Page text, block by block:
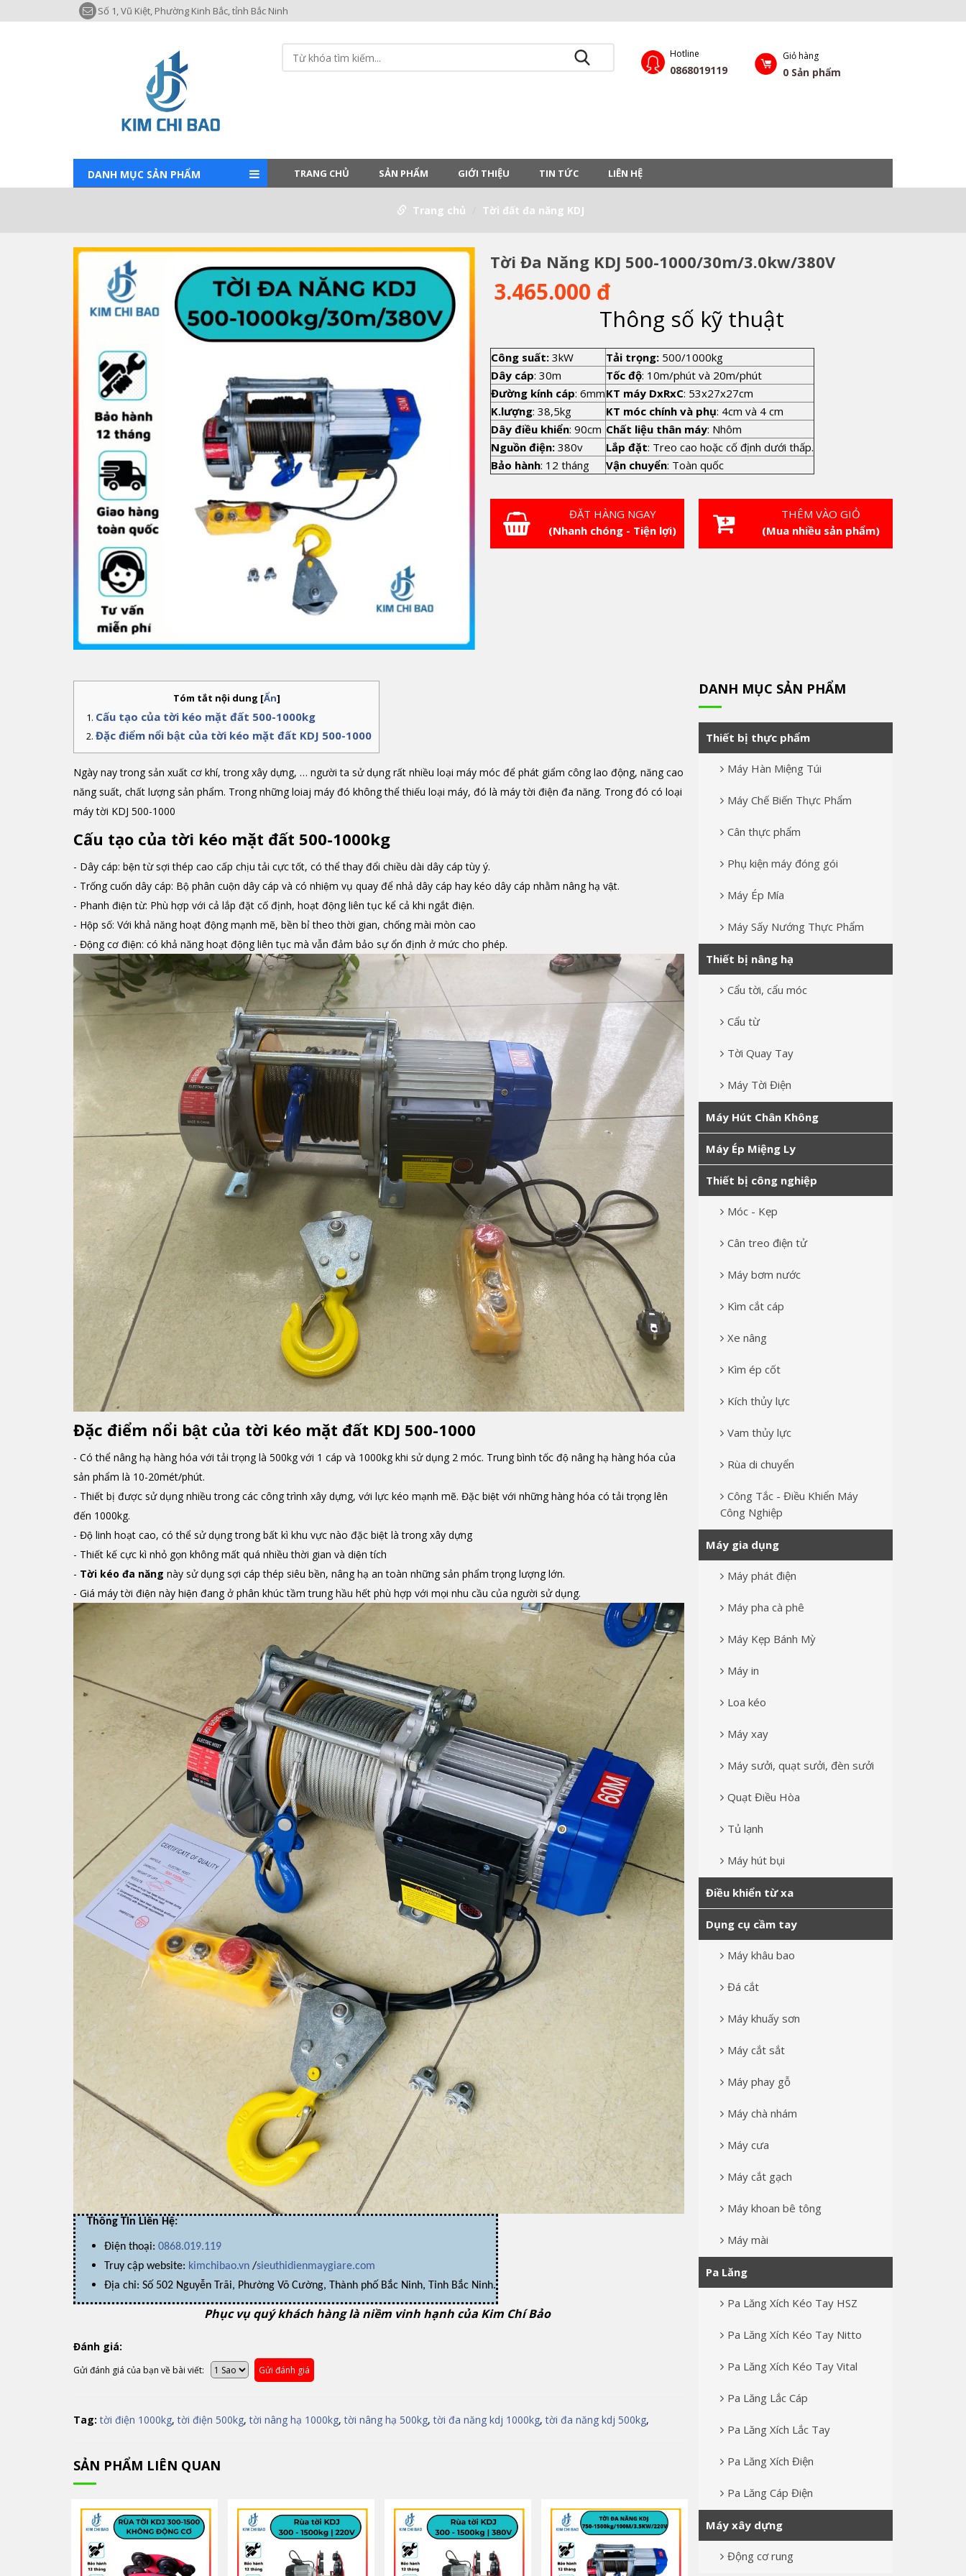
Số 1, Vũ Kiệt, Phường Kinh Bắc, tỉnh Bắc Ninh
Hotline
0868019119
Giỏ hàng
0 Sản phẩm
DANH MỤC SẢN PHẨM TRANG CHỦ SẢN PHẨM GIỚI THIỆU TIN TỨC LIÊN HỆ
Trang chủ Tời đất đa năng KDJ
Tời Đa Năng KDJ 500-1000/30m/3.0kw/380V
3.465.000 đ
Thông số kỹ thuật
Công suất: 3kW Tải trọng: 500/1000kg
Dây cáp: 30m Tốc độ: 10m/phút và 20m/phút
Đường kính cáp: 6mmKT máy DxRxC: 53x27x27cm
K.lượng: 38,5kg KT móc chính và phụ: 4cm và 4 cm
Dây điều khiển: 90cm Chất liệu thân máy: Nhôm
Nguồn điện: 380v Lắp đặt: Treo cao hoặc cố định dưới thấp.
Bảo hành: 12 tháng Vận chuyển: Toàn quốc
ĐẶT HÀNG NGAY
(Nhanh chóng - Tiện lợi)
THÊM VÀO GIỎ
(Mua nhiều sản phẩm)
Tóm tắt nội dung [Ẩn]
Cấu tạo của tời kéo mặt đất 500-1000kg
Đặc điểm nổi bật của tời kéo mặt đất KDJ 500-1000
Ngày nay trong sản xuất cơ khí, trong xây dựng, … người ta sử dụng rất nhiều loại máy móc để phát giẩm công lao động, năng cao
năng suất, chất lượng sản phẩm. Trong những loiaj máy đó không thể thiếu loại máy, đó là máy tời điện đa năng. Trong đó có loại
máy tời KDJ 500-1000
Cấu tạo của tời kéo mặt đất 500-1000kg
- Dây cáp: bện từ sợi thép cao cấp chịu tải cực tốt, có thể thay đổi chiều dài dây cáp tùy ý.
- Trống cuốn dây cáp: Bộ phân cuộn dây cáp và có nhiệm vụ quay để nhả dây cáp hay kéo dây cáp nhằm nâng hạ vật.
- Phanh điện từ: Phù hợp với cả lắp đặt cố định, hoạt động liên tục kể cả khi ngắt điện.
- Hộp số: Với khả năng hoạt động mạnh mẽ, bền bỉ theo thời gian, chống mài mòn cao
- Động cơ điện: có khả năng hoạt động liên tục mà vẫn đảm bảo sự ổn định ở mức cho phép.
Đặc điểm nổi bật của tời kéo mặt đất KDJ 500-1000
- Có thể nâng hạ hàng hóa với tải trọng là 500kg với 1 cáp và 1000kg khi sử dụng 2 móc. Trung bình tốc độ nâng hạ hàng hóa của
sản phẩm là 10-20mét/phút.
- Thiết bị được sử dụng nhiều trong các công trình xây dựng, với lực kéo mạnh mẽ. Đặc biệt với những hàng hóa có tải trọng lên
đến 1000kg.
- Độ linh hoạt cao, có thể sử dụng trong bất kì khu vực nào đặc biệt là trong xây dựng
- Thiết kế cực kì nhỏ gọn không mất quá nhiều thời gian và diện tích
- Tời kéo đa năng này sử dụng sợi cáp thép siêu bền, nâng hạ an toàn những sản phẩm trọng lượng lớn.
- Giá máy tời điện này hiện đang ở phân khúc tầm trung hầu hết phù hợp với mọi nhu cầu của người sử dụng.
Thông Tin Liên Hệ:
Điện thoại: 0868.019.119
Truy cập website: kimchibao.vn /sieuthidienmaygiare.com
Địa chỉ: Số 502 Nguyễn Trãi, Phường Võ Cường, Thành phố Bắc Ninh, Tỉnh Bắc Ninh.
Phục vụ quý khách hàng là niềm vinh hạnh của Kim Chí Bảo
Đánh giá:
Gửi đánh giá của bạn về bài viết: Gửi đánh giá
Tag: tời điện 1000kg, tời điện 500kg, tời nâng hạ 1000kg, tời nâng hạ 500kg, tời đa năng kdj 1000kg, tời đa năng kdj 500kg,
SẢN PHẨM LIÊN QUAN
DANH MỤC SẢN PHẨM
Thiết bị thực phẩm
Máy Hàn Miệng Túi
Máy Chế Biến Thực Phẩm
Cân thực phẩm
Phụ kiện máy đóng gói
Máy Ép Mía
Máy Sấy Nướng Thực Phẩm
Thiết bị nâng hạ
Cẩu tời, cẩu móc
Cẩu từ
Tời Quay Tay
Máy Tời Điện
Máy Hút Chân Không
Máy Ép Miệng Ly
Thiết bị công nghiệp
Móc - Kẹp
Cân treo điện tử
Máy bơm nước
Kìm cắt cáp
Xe nâng
Kìm ép cốt
Kích thủy lực
Vam thủy lực
Rùa di chuyển
Công Tắc - Điều Khiển Máy
Công Nghiệp
Máy gia dụng
Máy phát điện
Máy pha cà phê
Máy Kẹp Bánh Mỳ
Máy in
Loa kéo
Máy xay
Máy sưởi, quạt sưởi, đèn sưởi
Quạt Điều Hòa
Tủ lạnh
Máy hút bụi
Điều khiển từ xa
Dụng cụ cầm tay
Máy khâu bao
Đá cắt
Máy khuấy sơn
Máy cắt sắt
Máy phay gỗ
Máy chà nhám
Máy cưa
Máy cắt gạch
Máy khoan bê tông
Máy mài
Pa Lăng
Pa Lăng Xích Kéo Tay HSZ
Pa Lăng Xích Kéo Tay Nitto
Pa Lăng Xích Kéo Tay Vital
Pa Lăng Lắc Cáp
Pa Lăng Xích Lắc Tay
Pa Lăng Xích Điện
Pa Lăng Cáp Điện
Máy xây dựng
Động cơ rung